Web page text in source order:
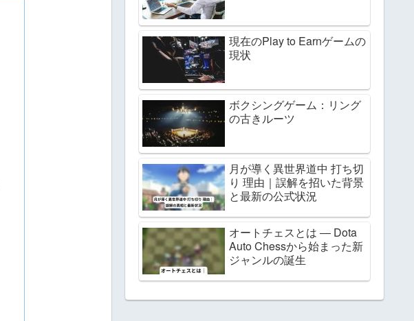
現在のPlay to Earnゲームの
現状
ボクシングゲーム：リング
の古きルーツ
月が導く異世界道中 打ち切
り 理由｜誤解を招いた背景
と最新の公式状況
オートチェスとは ― Dota
Auto Chessから始まった新
ジャンルの誕生